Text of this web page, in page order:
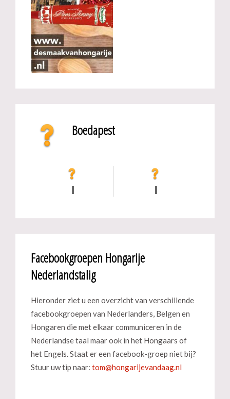
Boedapest
Facebookgroepen Hongarije
Nederlandstalig
Hieronder ziet u een overzicht van verschillende
facebookgroepen van Nederlanders, Belgen en
Hongaren die met elkaar communiceren in de
Nederlandse taal maar ook in het Hongaars of
het Engels. Staat er een facebook-groep niet bij?
Stuur uw tip naar: